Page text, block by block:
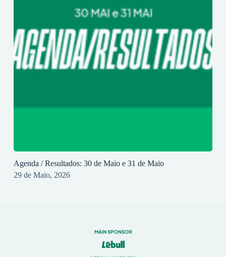
Agenda / Resultados: 30 de Maio e 31 de Maio
29 de Maio, 2026